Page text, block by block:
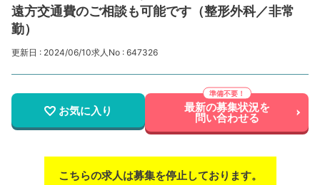
遠方交通費のご相談も可能です（整形外科／非常
勤）
更新日 : 2024/06/10求人No : 647326
お気に入り 最新の募集状況を
問い合わせる
こちらの求人は募集を停止しております。